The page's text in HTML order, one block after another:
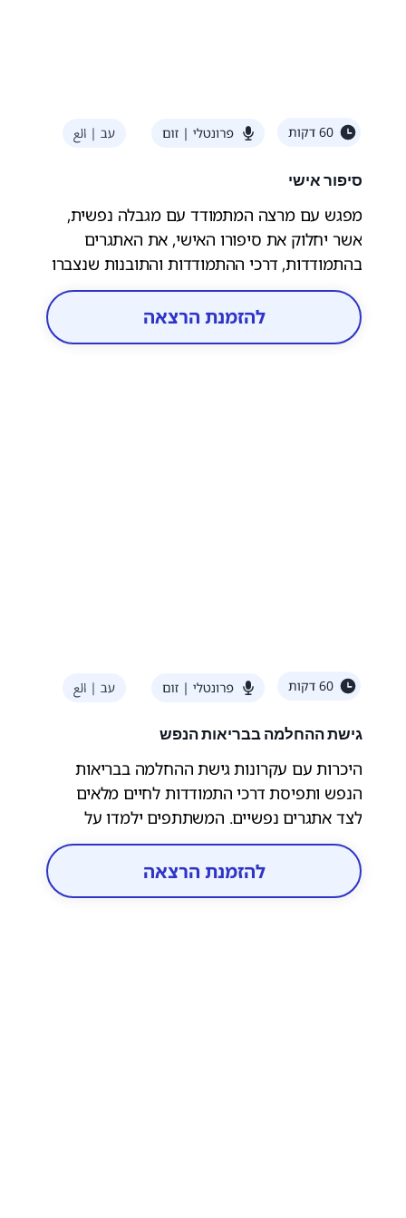
סיפור אישי
מפגש עם מרצה המתמודד עם מגבלה נפשית,
אשר יחלוק את סיפורו האישי, את האתגרים
בהתמודדות, דרכי ההתמודדות והתובנות שנצברו
בדרך. דרך הסיפור האישי יודגמו עקרונות חוסן
ותקווה והשפעת הסביבה התומכת על תהליכי
החלמה.
להזמנת הרצאה
גישת ההחלמה בבריאות הנפש
היכרות עם עקרונות גישת ההחלמה בבריאות
הנפש ותפיסת דרכי התמודדות לחיים מלאים
לצד אתגרים נפשיים. המשתתפים ילמדו על
מרכיבי ההחלמה ועל הדרכים לתמוך בתהליכי
החלמה של אחרים בקהילה.
להזמנת הרצאה